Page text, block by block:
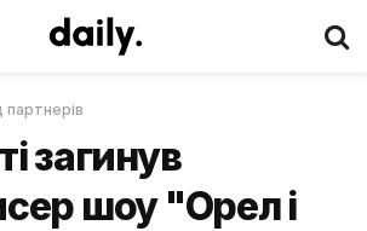
партнерів
загинув
шоу "Орел і